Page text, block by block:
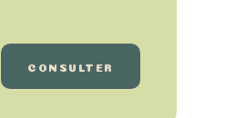
CONSULTER